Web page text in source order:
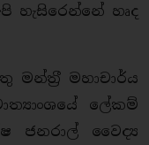
හැසිරෙන්නේ හෘද
මහාචාර්ය
ලේකම්
ජනරාල් වෛද්‍ය